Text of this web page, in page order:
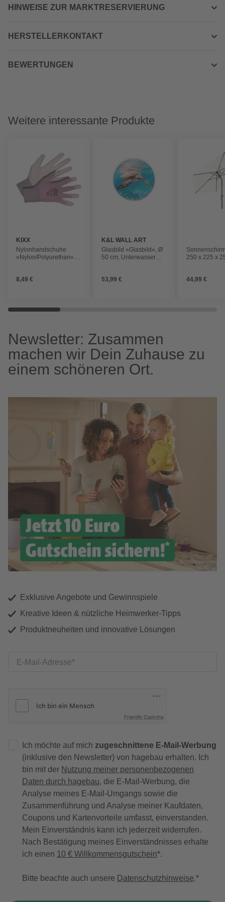
HINWEISE ZUR MARKTRESERVIERUNG
HERSTELLERKONTAKT
BEWERTUNGEN
Weitere interessante Produkte
KIXX
Nylonhandschuhe
»Nylon/Polyurethan«,
8,49 €
K&L WALL ART
Glasbild »Glasbild«, Ø
50 cm, Unterwasser
53,99 €
250 x 225 x
44,99 €
Newsletter: Zusammen
machen wir Dein Zuhause zu
einem schöneren Ort.
Exklusive Angebote und Gewinnspiele
Kreative Ideen & nützliche Heimwerker-Tipps
Produktneuheiten und innovative Lösungen
E-Mail-Adresse
Friendly Captcha
Ich möchte auf mich zugeschnittene E-Mail-Werbung
(inklusive den Newsletter) von hagebau erhalten. Ich
bin mit der Nutzung meiner personenbezogenen
Daten durch hagebau, die E-Mail-Werbung, die
Analyse meines E-Mail-Umgangs sowie die
Zusammenführung und Analyse meiner Kaufdaten,
Coupons und Kartenvorteile umfasst, einverstanden.
Mein Einverständnis kann ich jederzeit widerrufen.
Nach Bestätigung meines Einverständnisses erhalte
ich einen 10 € Willkommensgutschein*.
Bitte beachte auch unsere Datenschutzhinweise.